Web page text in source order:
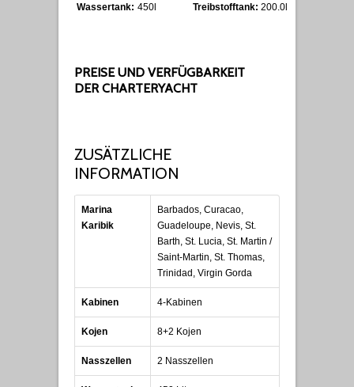
Wassertank: 450l Treibstofftank: 200.0l
PREISE UND VERFÜGBARKEIT
DER CHARTERYACHT
ZUSÄTZLICHE
INFORMATION
Marina
Karibik
Barbados, Curacao,
Guadeloupe, Nevis, St.
Barth, St. Lucia, St. Martin /
Saint-Martin, St. Thomas,
Trinidad, Virgin Gorda
Kabinen 4-Kabinen
Kojen 8+2 Kojen
Nasszellen 2 Nasszellen